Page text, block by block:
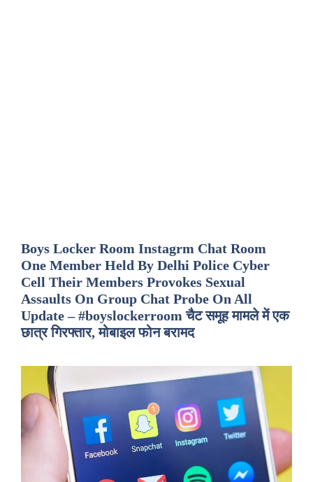
Boys Locker Room Instagrm Chat Room
One Member Held By Delhi Police Cyber
Cell Their Members Provokes Sexual
Assaults On Group Chat Probe On All
Update – #boyslockerroom चैट समूह मामले में एक
छात्र गिरफ्तार, मोबाइल फोन बरामद